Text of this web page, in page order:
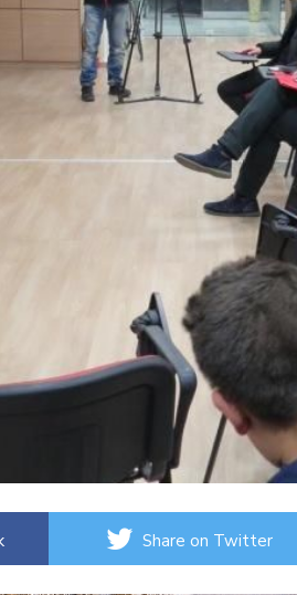
Share on Twitter